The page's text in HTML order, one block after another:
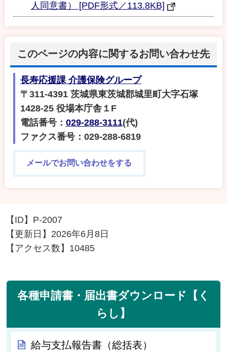
人同意書） [PDF形式／113.8KB]
このページの内容に関するお問い合わせ先
長寿応援課 介護保険グループ
〒311-4391 茨城県東茨城郡城里町大字石塚
1428-25 役場本庁舎１F
電話番号： 029-288-3111(代)
ファクス番号：029-288-6819
メールでお問い合わせをする
【ID】 P-2007
【更新日】 2026年6月8日
【アクセス数】 10485
各種申請書・届出書ダウンロード【く
らし】
給与支払報告書（総括表）